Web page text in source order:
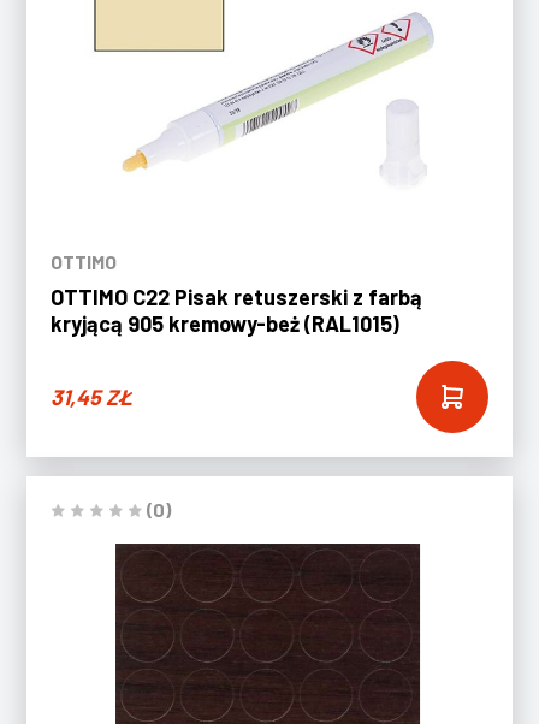
OTTIMO
OTTIMO C22 Pisak retuszerski z farbą
kryjącą 905 kremowy-beż (RAL1015)
31,45ZŁ
(0)